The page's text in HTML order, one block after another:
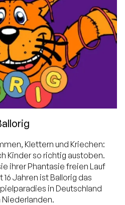
Klettern und Kriechen:
Kinder so richtig austoben.
ihrer Phantasie freien Lauf
Jahren ist Ballorig das
in Deutschland
Niederlanden.